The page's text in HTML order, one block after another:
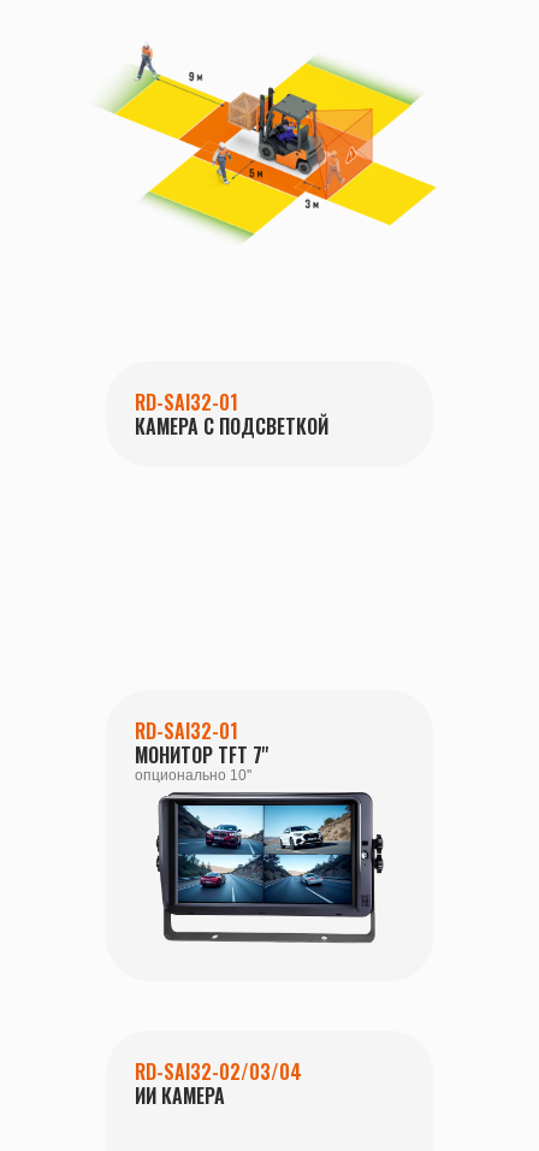
RD-SAI32-02/03/04
ИИ КАМЕРА
RD-SAI32-01
МОНИТОР TFT 7''
опционально 10''
RD-SAI32-01
КАМЕРА С ПОДСВЕТКОЙ